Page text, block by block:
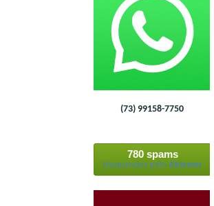
(73) 99158-7750
780 spams
bloqueados pelo Akismet